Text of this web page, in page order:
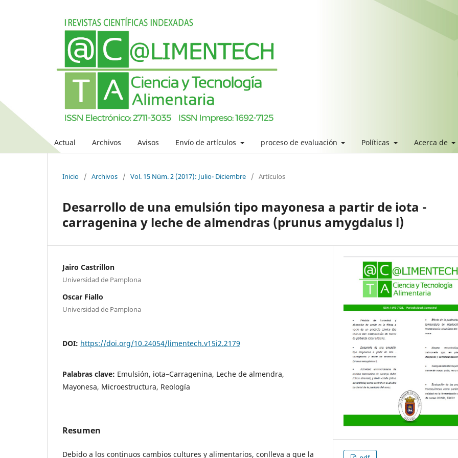
Actual Archivos Avisos Envío de artículos proceso de evaluación Políticas Acerca de
Inicio / Archivos / Vol. 15 Núm. 2 (2017): Julio- Diciembre / Artículos
Desarrollo de una emulsión tipo mayonesa a partir de iota -
carragenina y leche de almendras (prunus amygdalus l)
Jairo Castrillon
Universidad de Pamplona
Oscar Fiallo
Universidad de Pamplona
DOI: https://doi.org/10.24054/limentech.v15i2.2179
Palabras clave: Emulsión, iota–Carragenina, Leche de almendra,
Mayonesa, Microestructura, Reología
Resumen
Debido a los continuos cambios cultures y alimentarios, conlleva a que la